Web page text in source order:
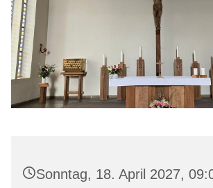
Sonntag, 18. April 2027,